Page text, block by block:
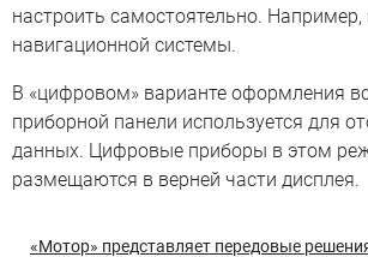
настроить самостоятельно.
навигационной системы.
В «цифровом» варианте оформления
приборной панели используется для
данных. Цифровые приборы в этом
размещаются в верней части дисплея.
«Мотор» представляет передовые